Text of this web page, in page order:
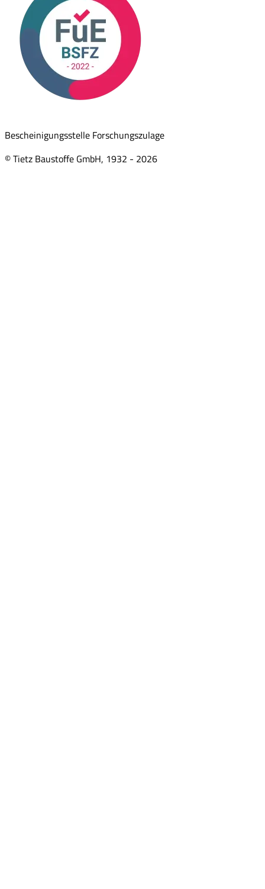
Bescheinigungsstelle Forschungszulage
© Tietz Baustoffe GmbH, 1932 - 2026